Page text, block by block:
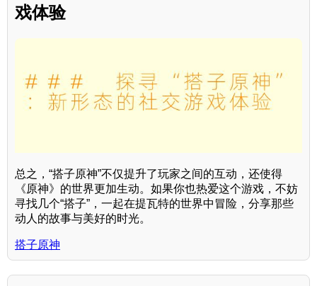
戏体验
总之，“搭子原神”不仅提升了玩家之间的互动，还使得
《原神》的世界更加生动。如果你也热爱这个游戏，不妨
寻找几个“搭子”，一起在提瓦特的世界中冒险，分享那些
动人的故事与美好的时光。
搭子原神